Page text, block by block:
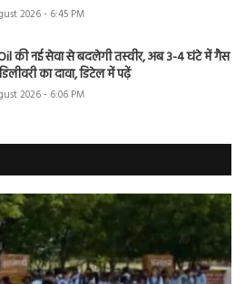
2026 - 6:45 PM
की नई सेवा से बदलेगी तस्वीर, अब 3-4 घंटे में गैस
का दावा, डिटेल में पढ़ें
2026 - 6:06 PM